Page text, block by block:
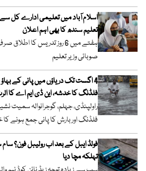
اسلام آباد میں تعلیمی ادارے کل
تعلیم سندھ کا بھی اہم اعلان
ہفتے میں 6 روز تدریس کا
صوبائی وزیر تعلیم
4 اگست تک دریاؤں میں پانی کے
فلڈنگ کا خدشہ، این ڈی ایم اے کا
راولپنڈی، جہلم، گوجرانوالہ سمیت
فلڈنگ اور بارش کا پانی جمع ہونے
فولڈ ایبل کے بعد اب رولیبل فون؟
تہلکہ مچا دیا